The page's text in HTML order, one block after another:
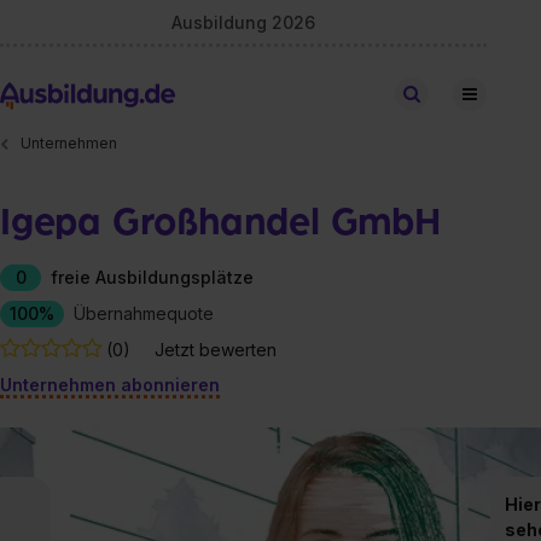
Ausbildung 2026
Stellen finden
Unternehmen
Igepa Großhandel GmbH
0
freie Ausbildungsplätze
100%
Übernahmequote
(0)
Jetzt bewerten
Unternehmen abonnieren